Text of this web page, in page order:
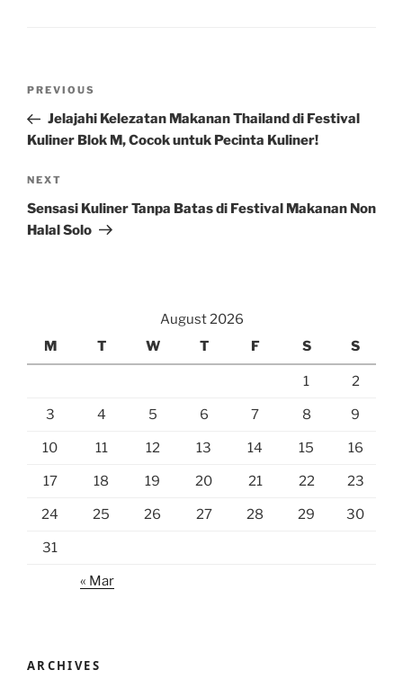
Previous
Post
PREVIOUS
Jelajahi Kelezatan Makanan Thailand di Festival
Kuliner Blok M, Cocok untuk Pecinta Kuliner!
Next
Post
NEXT
Sensasi Kuliner Tanpa Batas di Festival Makanan Non
Halal Solo
August 2026
M
T W T F S S
1 2
3 4 5 6 7 8 9
10 11 12 13 14 15 16
17 18 19 20 21 22 23
24 25 26 27 28 29 30
31
« Mar
ARCHIVES